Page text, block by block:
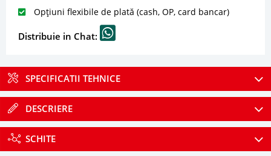
Opțiuni flexibile de plată (cash, OP, card bancar)
Distribuie in Chat:
SPECIFICATII TEHNICE
DESCRIERE
SCHITE